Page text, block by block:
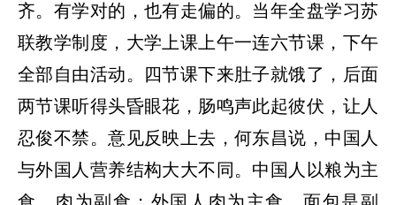
齐。有学对的，也有走偏的。当年全盘学习苏
联教学制度，大学上课上午一连六节课，下午
全部自由活动。四节课下来肚子就饿了，后面
两节课听得头昏眼花，肠鸣声此起彼伏，让人
忍俊不禁。意见反映上去，何东昌说，中国人
与外国人营养结构大大不同。中国人以粮为主